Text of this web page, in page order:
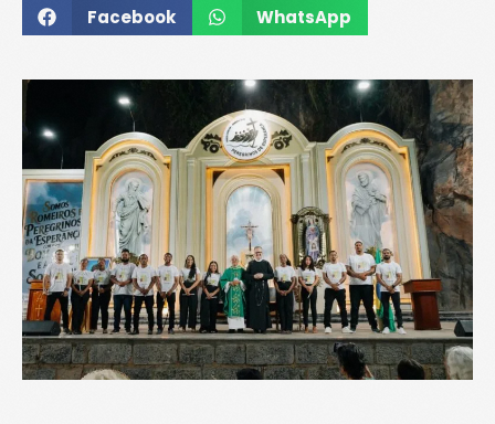
Facebook WhatsApp